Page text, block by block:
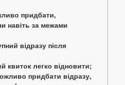
придбати,
навіть за межами
відразу після
квиток легко відновити;
придбати відразу,